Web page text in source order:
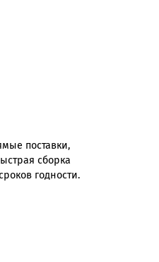
поставки,
сборка
годности.